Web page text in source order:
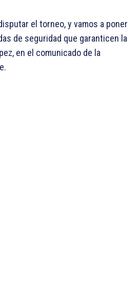
el torneo, y vamos a poner
de seguridad que garanticen la
en el comunicado de la